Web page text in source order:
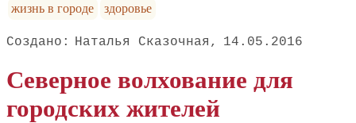
жизнь в городе
здоровье
Наталья Сказочная 14.05.2016
Северное волхование для
городских жителей